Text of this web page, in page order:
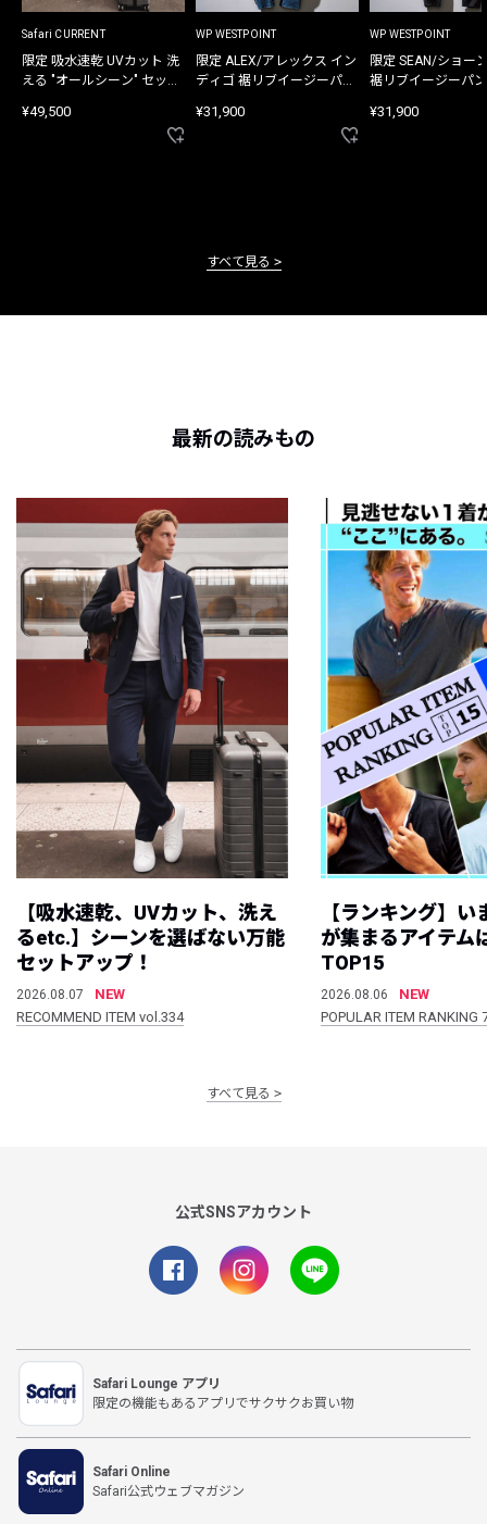
Safari CURRENT
限定 吸水速乾 UVカット 洗
える "オールシーン" セット
¥49,500
WP WESTPOINT
限定 ALEX/アレックス イン
ディゴ 裾リブイージーパン
¥31,900
WP WESTPOINT
限定 SEAN/ショー
裾リブイージーパ
¥31,900
すべて見る
最新の読みもの
【吸水速乾、UVカット、洗え
るetc.】シーンを選ばない万能
セットアップ！
2026.08.07
NEW
RECOMMEND ITEM vol.334
【ランキング】
が集まるアイテム
TOP15
2026.08.06
NEW
POPULAR ITEM
すべて見る
公式SNSアカウント
Safari Lounge アプリ
限定の機能もあるアプリでサクサクお買い物
Safari Online
Safari公式ウェブマガジン